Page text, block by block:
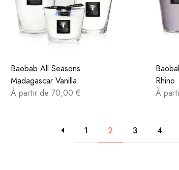
Baobab All Seasons
Madagascar Vanilla
À partir de 70,00 €
Rhino
À
1 2 3 4